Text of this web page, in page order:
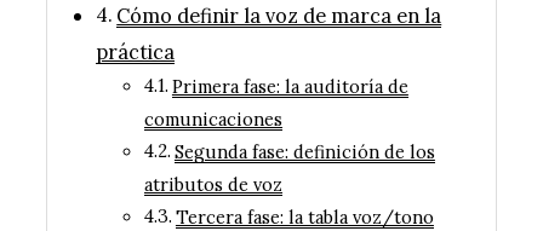
Cómo definir la voz de marca en la
práctica
Primera fase: la auditoría de
comunicaciones
Segunda fase: definición de los
atributos de voz
Tercera fase: la tabla voz/tono